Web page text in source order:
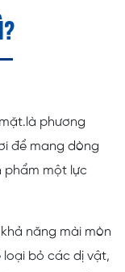
phương
để mang dòng
phẩm một lực
năng mài mòn
loại bỏ các dị vật,